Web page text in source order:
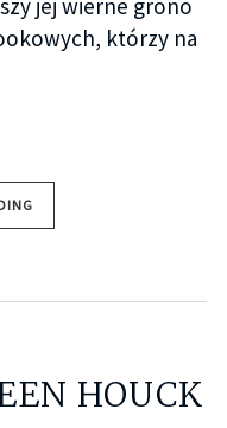
którzy na
HOUCK